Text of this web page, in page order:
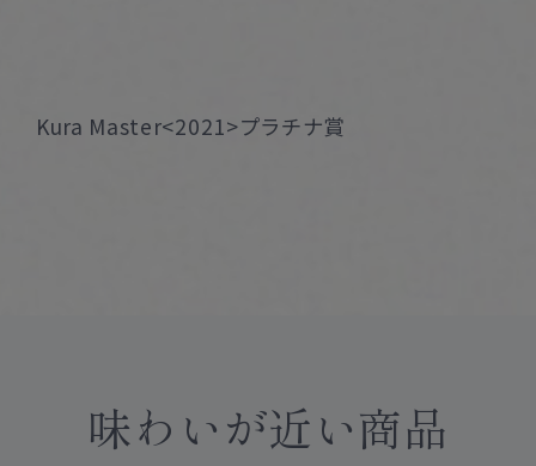
Kura Master<2021>プラチナ賞
味わいが近い商品